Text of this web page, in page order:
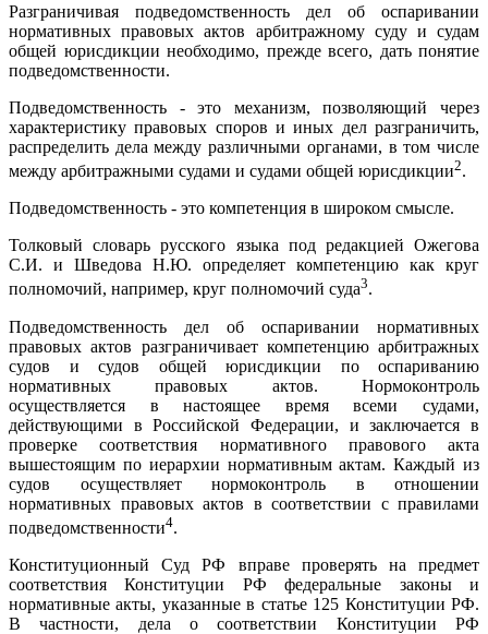
Разграничивая подведомственность дел об оспаривании
нормативных правовых актов арбитражному суду и судам
общей юрисдикции необходимо, прежде всего, дать понятие
подведомственности.
Подведомственность - это механизм, позволяющий через
характеристику правовых споров и иных дел разграничить,
распределить дела между различными органами, в том числе
между арбитражными судами и судами общей юрисдикции2.
Подведомственность - это компетенция в широком смысле.
Толковый словарь русского языка под редакцией Ожегова
С.И. и Шведова Н.Ю. определяет компетенцию как круг
полномочий, например, круг полномочий суда3.
Подведомственность дел об оспаривании нормативных
правовых актов разграничивает компетенцию арбитражных
судов и судов общей юрисдикции по оспариванию
нормативных правовых актов. Нормоконтроль
осуществляется в настоящее время всеми судами,
действующими в Российской Федерации, и заключается в
проверке соответствия нормативного правового акта
вышестоящим по иерархии нормативным актам. Каждый из
судов осуществляет нормоконтроль в отношении
нормативных правовых актов в соответствии с правилами
подведомственности4.
Конституционный Суд РФ вправе проверять на предмет
соответствия Конституции РФ федеральные законы и
нормативные акты, указанные в статье 125 Конституции РФ.
В частности, дела о соответствии Конституции РФ